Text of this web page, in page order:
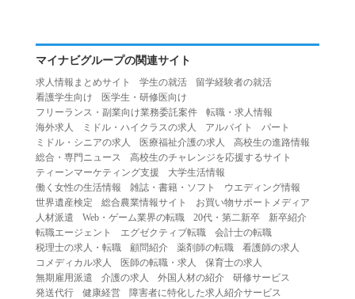
１.利用者は、本サービスを利用する上で次の各号に定める
とします。
（１）重複、虚偽の情報、または自己以外の情報を登録す
る行為
（２）第三者になりすまして本サービスを利用する行為
（３）当社または第三者の著作権等の知的財産権、プライ
バシー、その他の権利を侵害する行為
（４）当社または第三者を誹謗中傷する行為
（５）当社または第三者に不利益を与える行為
（６）営利を目的とした行為
（７）政治・選挙・宗教活動またはそれらに類する行為
（８）本サービスの運営を妨害する行為
マイナビグループの関連サイト
求人情報まとめサイト 学生の就活
留学経験者の就活
看護学生向け
医学生・研修医向け
フリーランス・副業向け業務委託案件
転職・求人情報
海外求人
ミドル・ハイクラスの求人 アルバイト
パート
ミドル・シニアの求人
医療福祉介護の求人
高校生の進路情報
総合・専門ニュース
高校生のチャレンジを応援するサイト
ティーンマーケティング支援
大学生活情報
働く女性の生活情報
雑誌・書籍・ソフト
ウエディング情報
世界遺産検定
総合農業情報サイト
お買い物サポートメディア
人材派遣
Web・ゲーム業界の転職 20代・第二新卒
新卒紹介
転職エージェント
エグゼクティブ転職
会計士の転職
税理士の求人・転職
顧問紹介 薬剤師の転職
看護師の求人
コメディカル求人
医師の転職・求人
保育士の求人
無期雇用派遣
介護の求人 外国人材の紹介
研修サービス
発送代行
健康経営
障害者に特化した求人紹介サービス